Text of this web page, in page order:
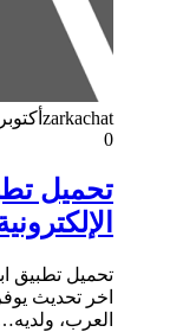
zarkachat أكتوبر 29, 2023
0
تحميل
اخر تحديث
العرب،